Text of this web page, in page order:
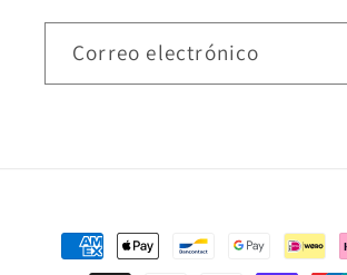
Correo electrónico
Formas
de